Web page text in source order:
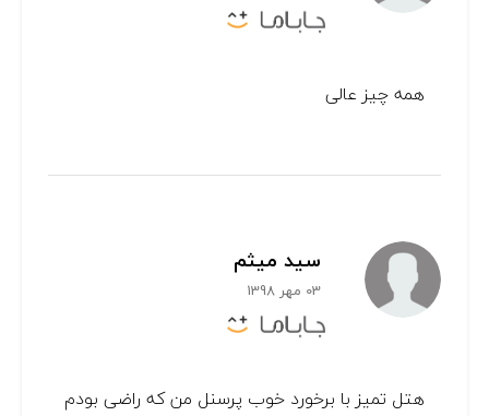
همه چیز عالی
سید میثم
03 مهر 1398
هتل تمیز با برخورد خوب پرسنل من که راضی بودم